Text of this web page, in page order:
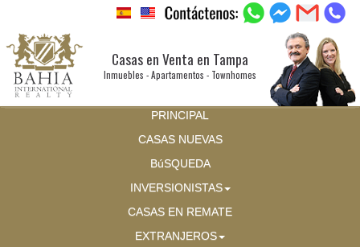
Casas en Venta en Tampa
Inmuebles - Apartamentos - Townhomes
PRINCIPAL
CASAS NUEVAS
BúSQUEDA
INVERSIONISTAS
CASAS EN REMATE
EXTRANJEROS